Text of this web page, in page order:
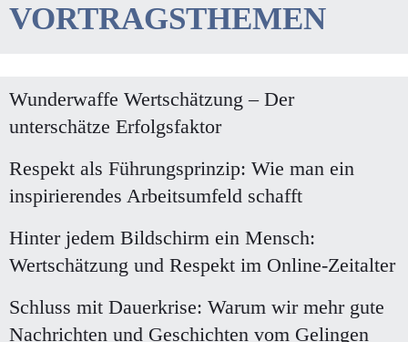
VORTRAGSTHEMEN
Wunderwaffe Wertschätzung – Der
unterschätze Erfolgsfaktor
Respekt als Führungsprinzip: Wie man ein
inspirierendes Arbeitsumfeld schafft
Hinter jedem Bildschirm ein Mensch:
Wertschätzung und Respekt im Online-Zeitalter
Schluss mit Dauerkrise: Warum wir mehr gute
Nachrichten und Geschichten vom Gelingen